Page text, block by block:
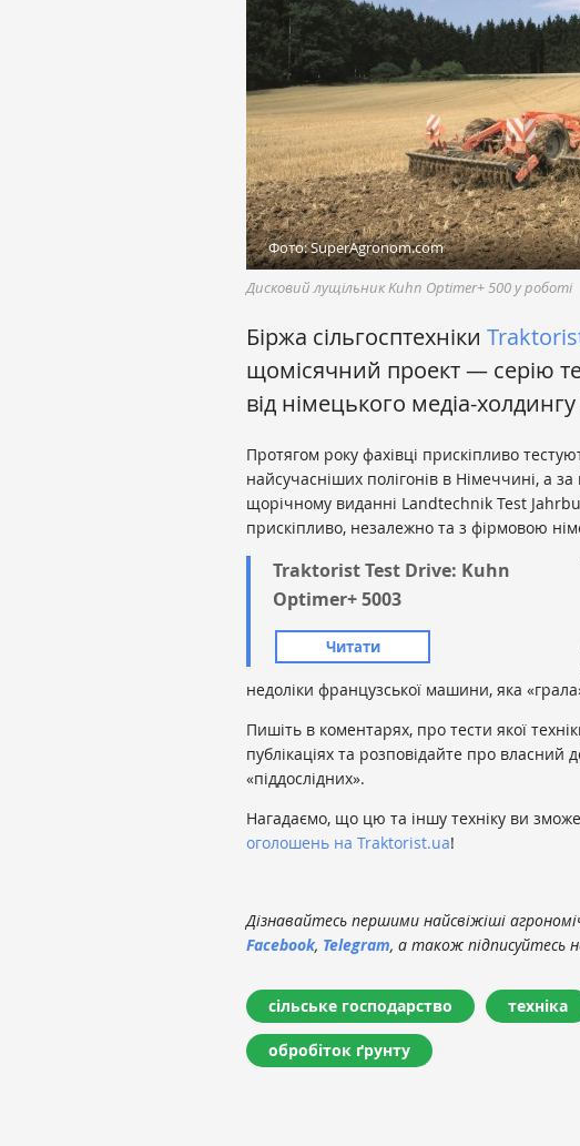
Фото: SuperAgronom.com
Дисковий лущільник Kuhn Optimer+ 500 у роботі
Біржа сільгосптехніки
щомісячний проект — серію
від німецького медіа-холдингу
Протягом року фахівці прискіпливо
найсучасніших полігонів в Німеччині, а
щорічному виданні Landtechnik Test
прискіпливо, незалежно та з фірмовою
Traktorist Test Drive: Kuhn
Optimer+ 5003
Читати
недоліки французської машини, яка
Пишіть в коментарях, про тести якої
публікаціях та розповідайте про власний
«піддослідних».
Нагадаємо, що цю та іншу техніку ви
оголошень на Traktorist.ua!
Дізнавайтесь першими найсвіжіші
Facebook, Telegram, а також підписуйтесь
сільське господарство техніка
обробіток ґрунту